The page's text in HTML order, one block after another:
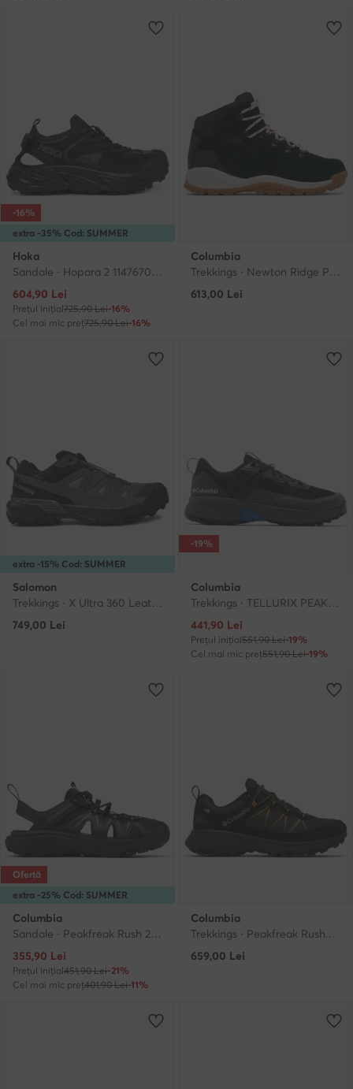
extra -35% Cod: SUMMER
-16%
Hoka
Sandale · Hopara 2 1147670 · Negru
Prețul actual
604,90 Lei
Prețul inițial725,90 Lei-16%
Cel mai mic preț725,90 Lei-16%
Columbia
Trekkings · Newton Ridge Plus Waterproof Amped 1718821 · Negru
613,00 Lei
extra -15% Cod: SUMMER
Salomon
Trekkings · X Ultra 360 Leather Gore-Tex L47571400 · Gri
749,00 Lei
-19%
Columbia
Trekkings · TELLURIX PEAK™ WP 2164961 · Negru
Prețul actual
441,90 Lei
Prețul inițial551,90 Lei-19%
Cel mai mic preț551,90 Lei-19%
extra -25% Cod: SUMMER
Ofertă
Columbia
Prețul actual
355,90 Lei
Prețul inițial451,90 Lei-21%
Cel mai mic preț401,90 Lei-11%
Columbia
659,00 Lei